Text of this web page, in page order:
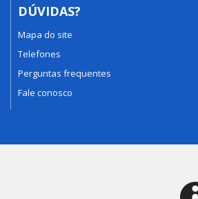
DÚVIDAS?
Mapa do site
Telefones
Perguntas frequentes
Fale conosco